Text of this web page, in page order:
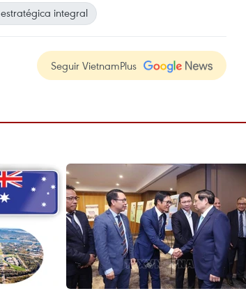
integral
Seguir VietnamPlus